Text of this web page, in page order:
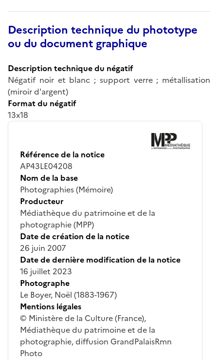
Description technique du phototype
ou du document graphique
Description technique du négatif
Négatif noir et blanc ; support verre ; métallisation
(miroir d'argent)
Format du négatif
13x18
Référence de la notice
AP43LE04208
Nom de la base
Photographies (Mémoire)
Producteur
Médiathèque du patrimoine et de la
photographie (MPP)
Date de création de la notice
26 juin 2007
Date de dernière modification de la notice
16 juillet 2023
Photographe
Le Boyer, Noël (1883-1967)
Mentions légales
© Ministère de la Culture (France),
Médiathèque du patrimoine et de la
photographie, diffusion GrandPalaisRmn
Photo